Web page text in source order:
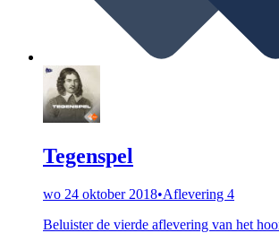
Tegenspel
wo 24 oktober 2018•Aflevering 4
Beluister de vierde aflevering van het